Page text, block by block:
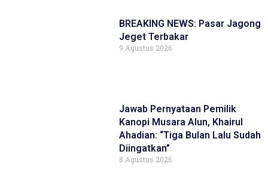
BREAKING NEWS: Pasar Jagong
Jeget Terbakar
9 Agustus 2026
Jawab Pernyataan Pemilik
Kanopi Musara Alun, Khairul
Ahadian: “Tiga Bulan Lalu Sudah
Diingatkan”
8 Agustus 2026